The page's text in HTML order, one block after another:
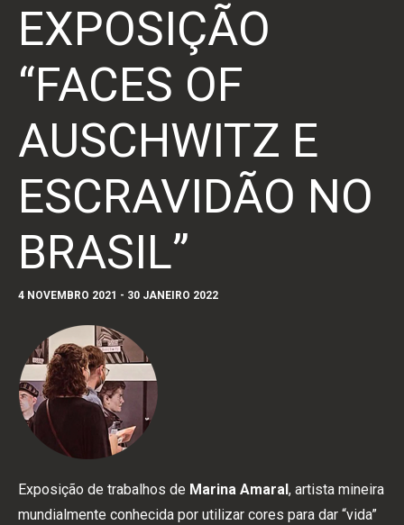
EXPOSIÇÃO
“FACES OF
AUSCHWITZ E
ESCRAVIDÃO NO
BRASIL”
4 NOVEMBRO 2021 - 30 JANEIRO 2022
Exposição de trabalhos de Marina Amaral, artista mineira
mundialmente conhecida por utilizar cores para dar “vida”